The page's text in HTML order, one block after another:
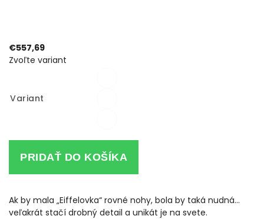
€557,69
Zvoľte variant
Variant
PRIDAŤ DO KOŠÍKA
Ak by mala „Eiffelovka“ rovné nohy, bola by taká nudná…
veľakrát stačí drobný detail a unikát je na svete.